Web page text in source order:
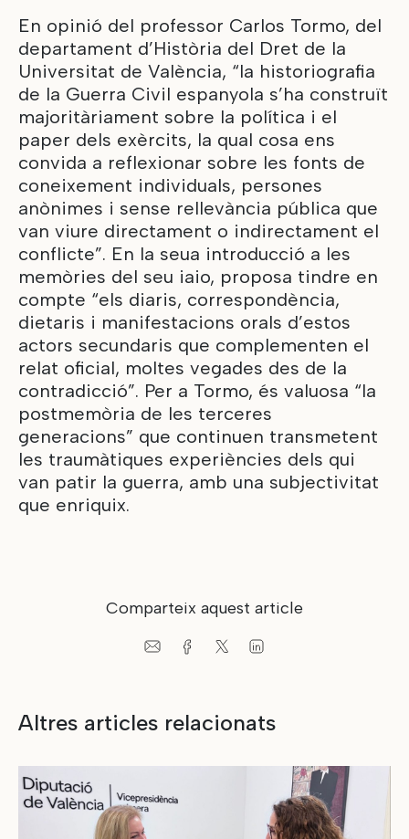
En opinió del professor Carlos Tormo, del
departament d’Història del Dret de la
Universitat de València, “la historiografia
de la Guerra Civil espanyola s’ha construït
majoritàriament sobre la política i el
paper dels exèrcits, la qual cosa ens
convida a reflexionar sobre les fonts de
coneixement individuals, persones
anònimes i sense rellevància pública que
van viure directament o indirectament el
conflicte”. En la seua introducció a les
memòries del seu iaio, proposa tindre en
compte “els diaris, correspondència,
dietaris i manifestacions orals d’estos
actors secundaris que complementen el
relat oficial, moltes vegades des de la
contradicció”. Per a Tormo, és valuosa “la
postmemòria de les terceres
generacions” que continuen transmetent
les traumàtiques experiències dels qui
van patir la guerra, amb una subjectivitat
que enriquix.
Comparteix aquest article
Altres articles relacionats